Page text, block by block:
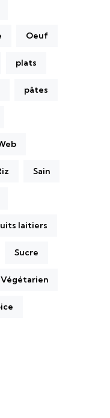
Oeuf
plats
pâtes
Sain
laitiers
Sucre
Végétarien